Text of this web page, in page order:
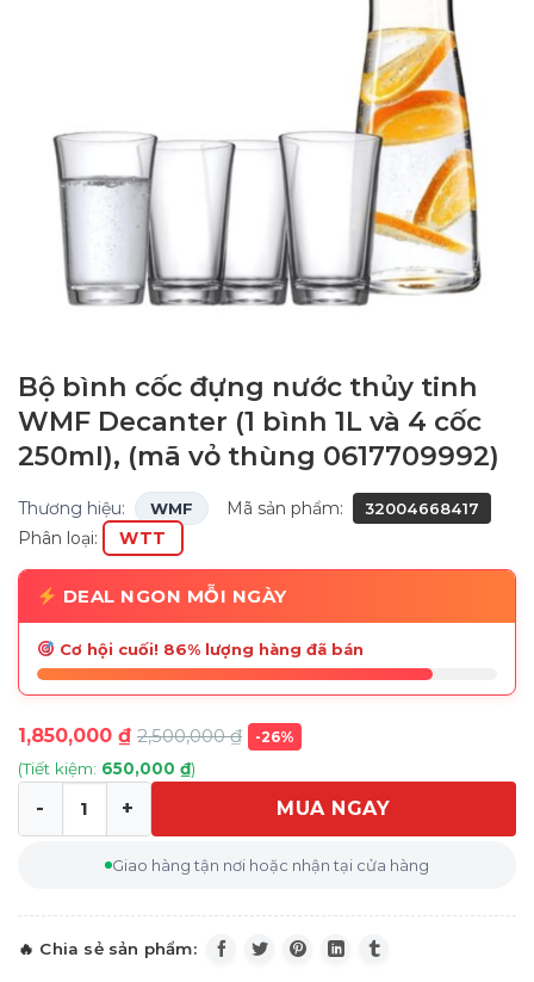
Bộ bình cốc đựng nước thủy tinh
WMF Decanter (1 bình 1L và 4 cốc
250ml), (mã vỏ thùng 0617709992)
Thương hiệu: WMF Mã sản phẩm: 32004668417
Phân loại: WTT
DEAL NGON MỖI NGÀY
Cơ hội cuối! 86% lượng hàng đã bán
1,850,000 ₫ 2,500,000₫ -26%
(Tiết kiệm: 650,000 ₫)
Bộ bình cốc đựng nước thủy tinh WMF Decanter (1
MUA NGAY
Giao hàng tận nơi hoặc nhận tại cửa hàng